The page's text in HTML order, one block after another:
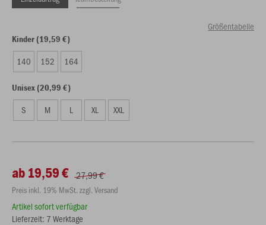
Größentabelle
Kinder (19,59 €)
140 152 164
Unisex (20,99 €)
S M L XL XXL
ab 19,59 € 27,99 €
Preis inkl. 19% MwSt. zzgl. Versand
Artikel sofort verfügbar
Lieferzeit: 7 Werktage